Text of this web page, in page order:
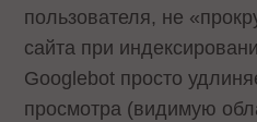
пользователя, не
сайта при
Googlebot просто
просмотра (видимую